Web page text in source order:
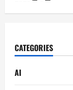
CATEGORIES
AI